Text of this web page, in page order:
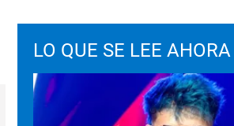
LO QUE SE LEE AHORA